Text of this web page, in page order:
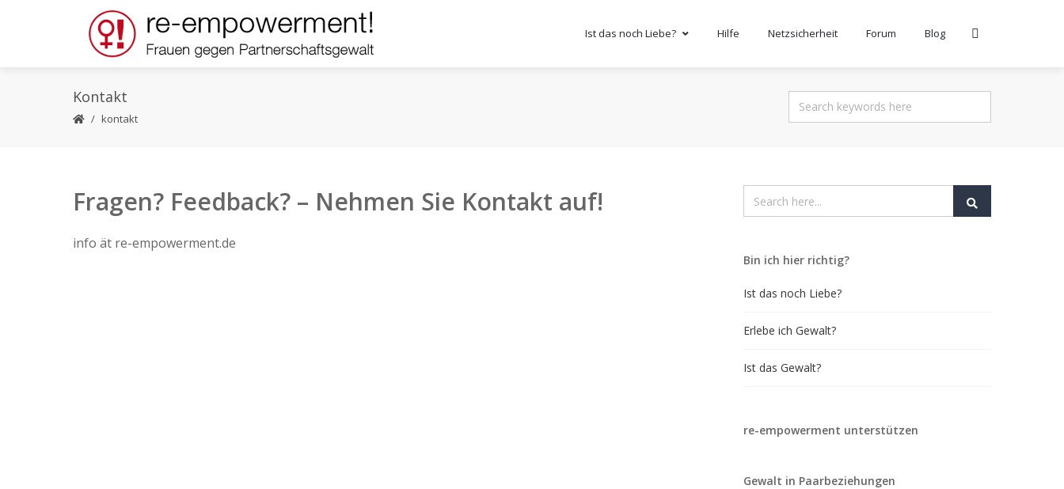
Ist das noch Liebe? Hilfe Netzsicherheit Forum Blog
Kontakt
kontakt
Fragen? Feedback? – Nehmen Sie Kontakt auf!
info ät re-empowerment.de
Bin ich hier richtig?
Ist das noch Liebe?
Erlebe ich Gewalt?
Ist das Gewalt?
re-empowerment unterstützen
Gewalt in Paarbeziehungen